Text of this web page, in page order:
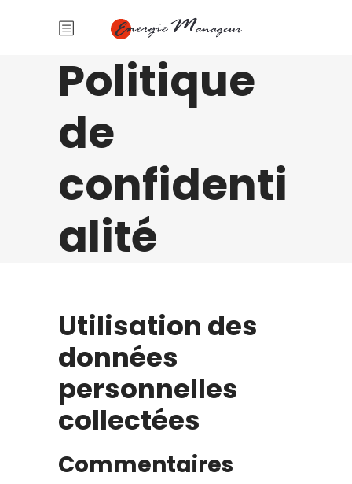
Politique
de
confidenti
alité
Utilisation des
données
personnelles
collectées
Commentaires